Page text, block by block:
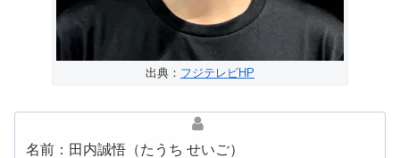
出典： フジテレビHP
名前：田内誠悟（たうち せいご）